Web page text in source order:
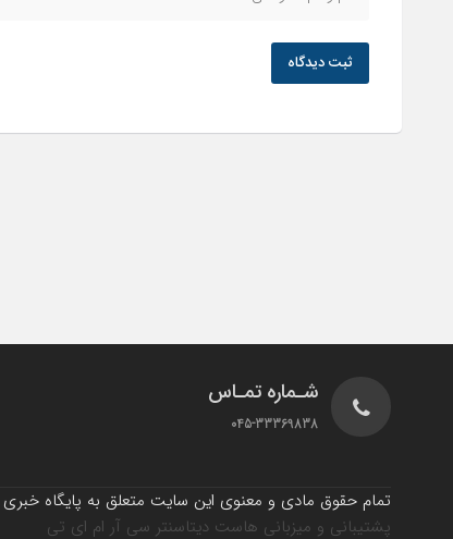
ثبت دیدگاه
شـماره تمـاس
045-33369838
تمام حقوق مادی و معنوی این سایت متعلق به پایگاه خبری
پشتیبانی و میزبانی هاست دیتاسنتر سی آر ام ای تی